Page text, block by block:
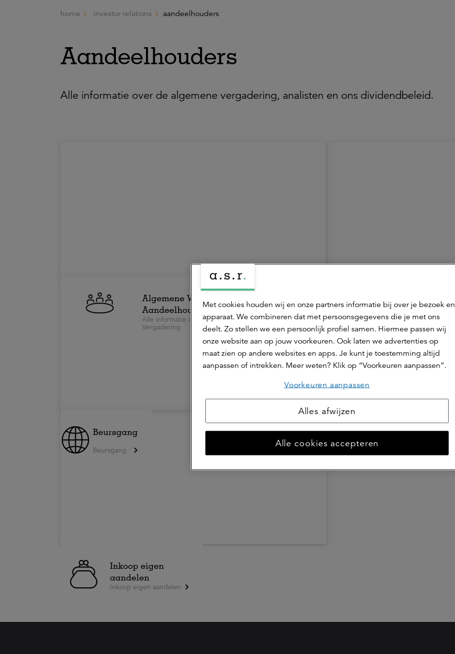
Ga naar de hoofdinhoud
home investor relations aandeelhouders
Aandeelhouders
Alle informatie over de algemene vergadering, analisten en ons dividendbeleid.
Algemene Vergadering van
Aandeelhouders
Alle informatie over de Algemene
Vergadering
Beursgang
Beursgang
Dividendbeleid
Dividendbeleid
Inkoop eigen
aandelen
Inkoop eigen aandelen
Met cookies houden wij en onze partners informatie bij over je bezoek en
apparaat. We combineren dat met persoonsgegevens die je met ons
deelt. Zo stellen we een persoonlijk profiel samen. Hiermee passen wij
onze website aan op jouw voorkeuren. Ook laten we advertenties op
maat zien op andere websites en apps. Je kunt je toestemming altijd
aanpassen of intrekken. Meer weten? Klik op “Voorkeuren aanpassen”.
Voorkeuren aanpassen
Alles afwijzen
Alle cookies accepteren